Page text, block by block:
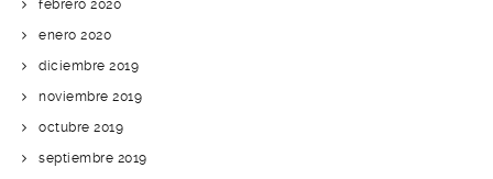
febrero 2020
enero 2020
diciembre 2019
noviembre 2019
octubre 2019
septiembre 2019